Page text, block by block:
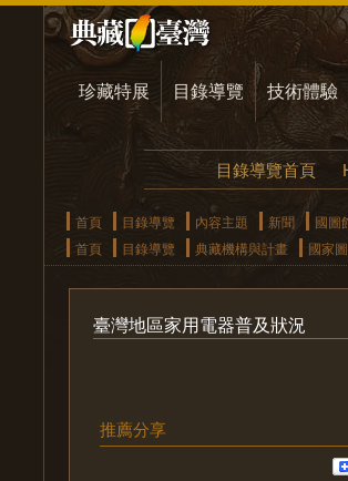
珍藏特展 目錄導覽 技術體驗
目錄導覽首頁
首頁 目錄導覽 內容主題 新聞
國圖
首頁
目錄導覽 典藏機構與計畫 國家
臺灣地區家用電器普及狀況
推薦分享